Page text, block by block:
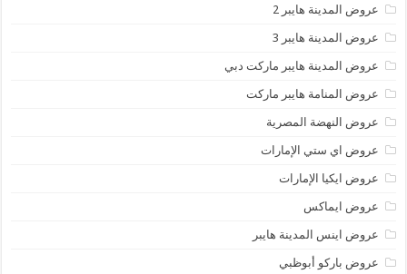
عروض المدينة هايبر 2
عروض المدينة هايبر 3
عروض المدينة هايبر ماركت دبي
عروض المنامة هايبر ماركت
عروض النهضة المصرية
عروض اي ستي الإمارات
عروض ايكيا الإمارات
عروض ايماكس
عروض اينس المدينة هايبر
عروض باركو أبوظبي